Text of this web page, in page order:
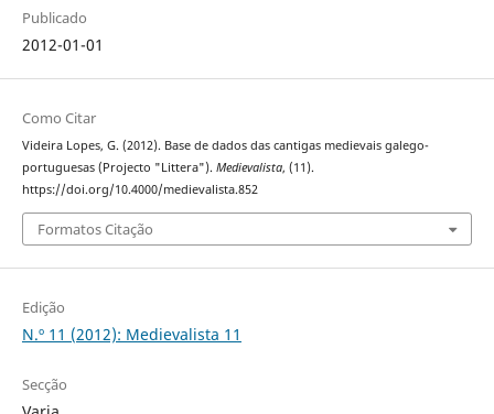
Publicado
2012-01-01
Como Citar
Videira Lopes, G. (2012). Base de dados das cantigas medievais galego-
portuguesas (Projecto "Littera"). Medievalista, (11).
https://doi.org/10.4000/medievalista.852
Formatos Citação
Edição
N.º 11 (2012): Medievalista 11
Secção